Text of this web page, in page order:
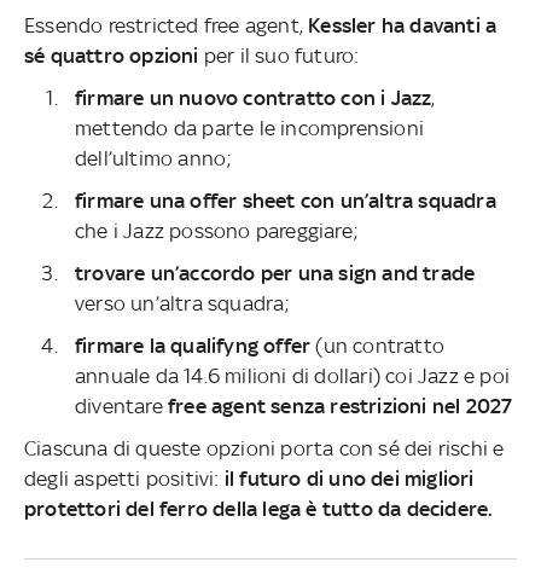
Essendo restricted free agent, Kessler ha davanti a
sé quattro opzioni per il suo futuro:
firmare un nuovo contratto con i Jazz,
mettendo da parte le incomprensioni
dell’ultimo anno;
firmare una offer sheet con un’altra squadra
che i Jazz possono pareggiare;
trovare un’accordo per una sign and trade
verso un’altra squadra;
firmare la qualifyng offer (un contratto
annuale da 14.6 milioni di dollari) coi Jazz e poi
diventare free agent senza restrizioni nel 2027
Ciascuna di queste opzioni porta con sé dei rischi e
degli aspetti positivi: il futuro di uno dei migliori
protettori del ferro della lega è tutto da decidere.